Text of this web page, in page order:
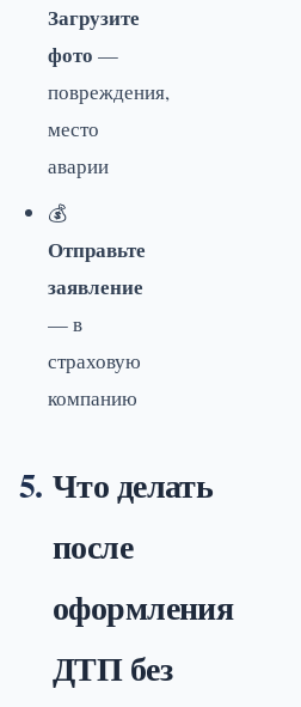
Загрузите
фото —
повреждения,
место
аварии
💰
Отправьте
заявление
— в
страховую
компанию
Что делать
после
оформления
ДТП без